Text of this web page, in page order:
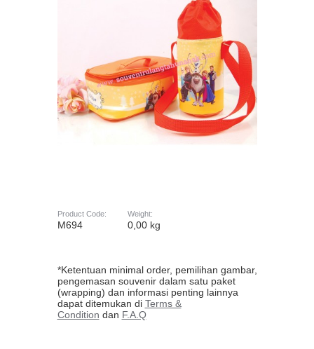
Product Code:
M694
Weight:
0,00 kg
*Ketentuan minimal order, pemilihan gambar,
pengemasan souvenir dalam satu paket
(wrapping) dan informasi penting lainnya
dapat ditemukan di Terms &
Condition dan F.A.Q